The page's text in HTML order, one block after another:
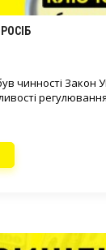
чинності Закон
регулювання